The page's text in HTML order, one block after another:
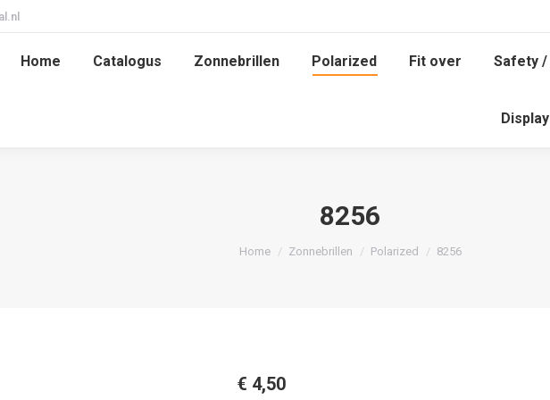
Home Catalogus Zonnebrillen Polarized Fit over Safety
8256
Je bent hier:
Home Zonnebrillen Polarized 8256
€ 4,50
Home Catalogus Zonnebrillen Polarized Fit over Safety